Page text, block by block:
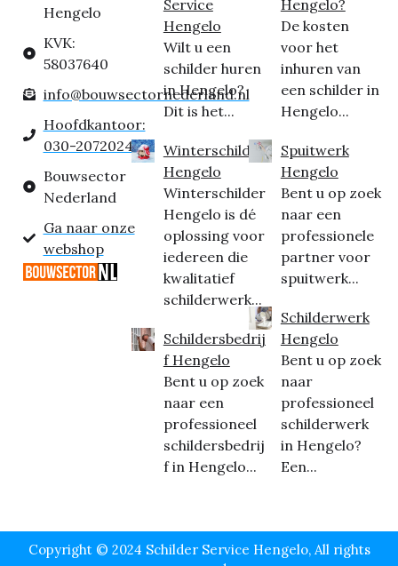
Hengelo
KVK:
58037640
info@bouwsectornederland.nl
Hoofdkantoor:
030-2072024
Bouwsector
Nederland
Ga naar onze
webshop
Service
Hengelo
Wilt u een
schilder huren
in Hengelo?
Dit is het...
Winterschilder
Hengelo
Winterschilder
Hengelo is dé
oplossing voor
iedereen die
kwalitatief
schilderwerk...
Schildersbedrij
f Hengelo
Bent u op zoek
naar een
professioneel
schildersbedrij
f in Hengelo...
Hengelo?
De kosten
voor het
inhuren van
een schilder in
Hengelo...
Spuitwerk
Hengelo
Bent u op zoek
naar een
professionele
partner voor
spuitwerk...
Schilderwerk
Hengelo
Bent u op zoek
naar
professioneel
schilderwerk
in Hengelo?
Een...
Copyright © 2024 Schilder Service Hengelo, All rights